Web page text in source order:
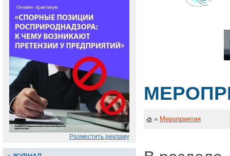
Разместить рекламу
» Мероприятия